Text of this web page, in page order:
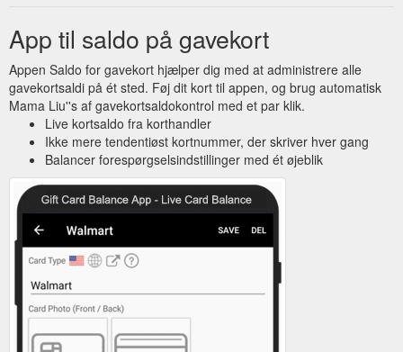
App til saldo på gavekort
Appen Saldo for gavekort hjælper dig med at administrere alle
gavekortsaldi på ét sted. Føj dit kort til appen, og brug automatisk
Mama Liu''s af gavekortsaldokontrol med et par klik.
Live kortsaldo fra korthandler
Ikke mere tendentiøst kortnummer, der skriver hver gang
Balancer forespørgselsindstillinger med ét øjeblik